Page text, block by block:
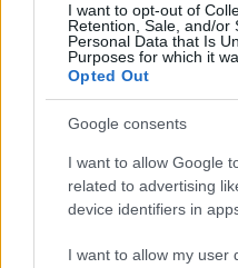
I want to opt-out of
Retention, Sale, and/or
Personal Data that Is
Purposes for which it
Opted Out
Google consents
I want to allow Google
related to advertising
device identifiers in
I want to allow my user
U20 élő: